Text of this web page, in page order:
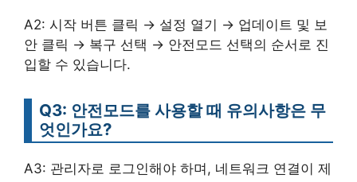
A2: 시작 버튼 클릭 → 설정 열기 → 업데이트 및 보
안 클릭 → 복구 선택 → 안전모드 선택의 순서로 진
입할 수 있습니다.
Q3: 안전모드를 사용할 때 유의사항은 무
엇인가요?
A3: 관리자로 로그인해야 하며, 네트워크 연결이 제